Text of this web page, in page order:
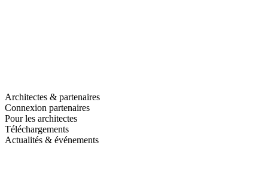
Architectes & partenaires
Connexion partenaires
Pour les architectes
Téléchargements
Actualités & événements